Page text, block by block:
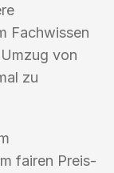
Fachwissen
von
zu
fairen Preis-